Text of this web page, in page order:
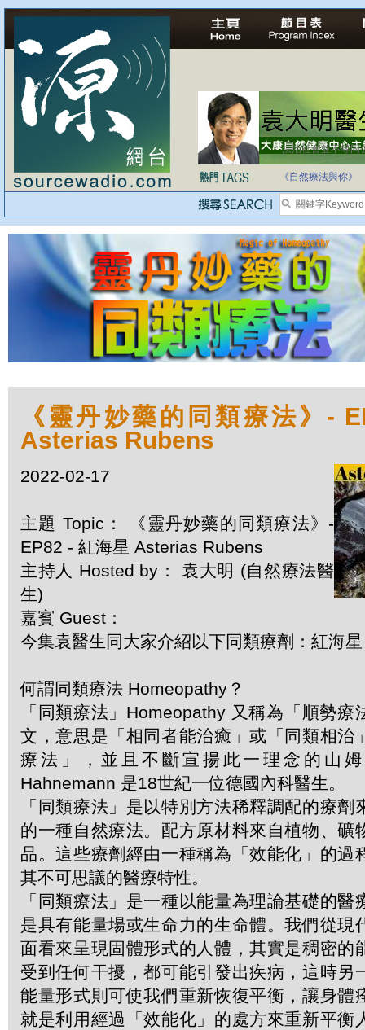
法治社會並不等同
自家教育合法化-
《自然療法與你》
《靈丹妙藥的同類療法》-
Asterias Rubens
2022-02-17
主題 Topic： 《靈丹妙藥的同類療法》-
EP82 - 紅海星 Asterias Rubens
主持人 Hosted by： 袁大明 (自然療法醫
生)
嘉賓 Guest：
今集袁醫生同大家介紹以下同類療劑：紅海
何謂同類療法 Homeopathy？
「同類療法」Homeopathy 又稱為「順勢療
文，意思是「相同者能治癒」或「同類相治
療法」，並且不斷宣揚此一理念的山
Hahnemann 是18世紀一位德國內科醫生。
「同類療法」是以特別方法稀釋調配的療劑
的一種自然療法。配方原材料來自植物、礦
品。這些療劑經由一種稱為「效能化」的過
其不可思議的醫療特性。
「同類療法」是一種以能量為理論基礎的醫
是具有能量場或生命力的生命體。我們從現
面看來呈現固體形式的人體，其實是稠密的
受到任何干擾，都可能引發出疾病，這時另
能量形式則可使我們重新恢復平衡，讓身體
就是利用經過「效能化」的處方來重新平衡